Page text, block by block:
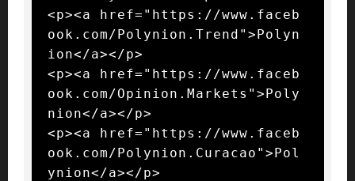
<p><a href="https://www.faceb
ook.com/Polynion.Trend">Polyn
ion</a></p>
<p><a href="https://www.faceb
ook.com/Opinion.Markets">Poly
nion</a></p>
<p><a href="https://www.faceb
ook.com/Polynion.Curacao">Pol
ynion</a></p>